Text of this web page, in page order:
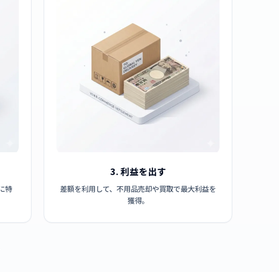
特
3. 利益を出す
差額を利用して、不用品売却や買取で最大利益を
獲得。